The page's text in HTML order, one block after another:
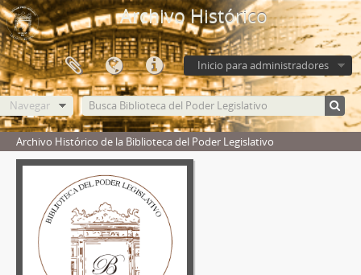
Archivo Histórico
Inicio para administradores
Navegar
Archivo Histórico de la Biblioteca del Poder Legislativo